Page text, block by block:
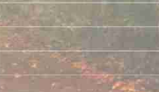
Noors
Portugues
Russisch
Zweeds